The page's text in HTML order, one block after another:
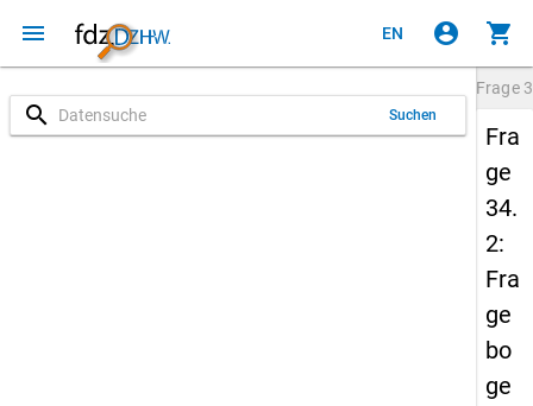
menu EN account_circle shopping_cart
search Suchen
Frage
Fra
ge
34.
2:
Fra
ge
bo
ge